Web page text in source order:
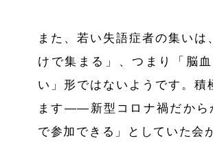
また、若い失語症者の集い
けで集まる」、つまり「脳
い」形ではないようです。
ます――新型コロナ禍だから
で参加できる」としていた会